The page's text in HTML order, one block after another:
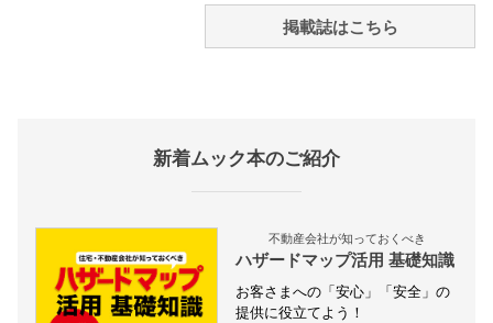
掲載誌はこちら
新着ムック本のご紹介
不動産会社が知っておくべき
ハザードマップ活用 基礎知識
お客さまへの「安心」「安全」の
提供に役立てよう！